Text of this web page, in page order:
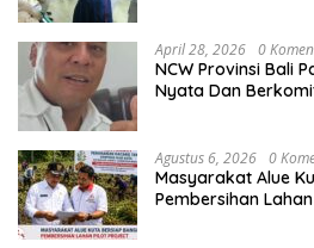
April 28, 2026 0
NCW Provinsi Bali
Nyata Dan
Agustus 6, 2026 0
Masyarakat Alue
Pembersihan